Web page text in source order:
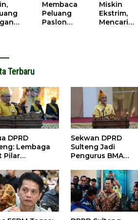
Parigi
Moutong.
Motor
Membaca
Peluang
Paslon
Miskin
Ekstrim,
Mencari
Terbaru
DPRD
Lembaga
Pilar
Sekwan DPRD
Sulteng Jadi
Pengurus BMA
Perkuat Pelestarian
Adat